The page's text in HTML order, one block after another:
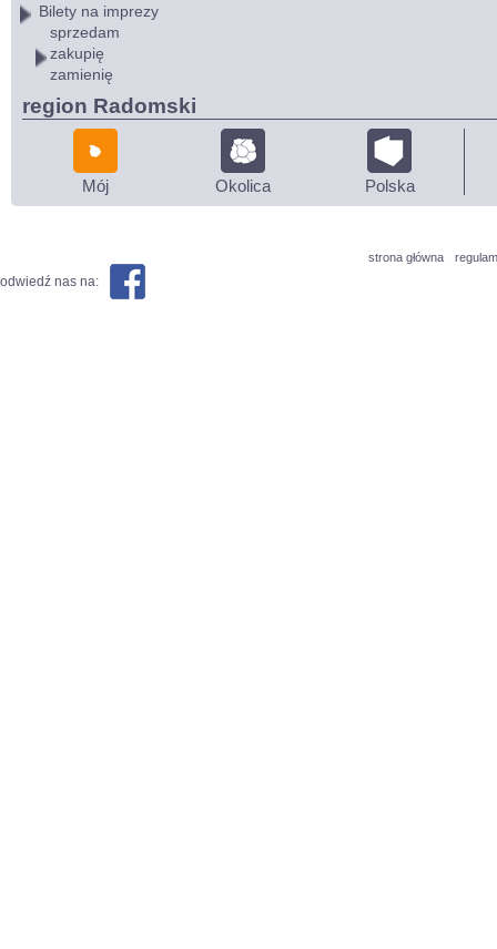
Bilety na imprezy
sprzedam
zakupię
zamienię
region Radomski
Mój Okolica Polska
strona główna
odwiedź nas na: